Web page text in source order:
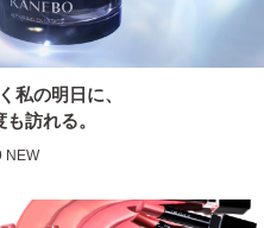
私の明日に、
訪れる。
NEW